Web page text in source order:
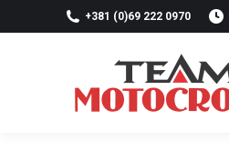
+381 (0)69 222 0970